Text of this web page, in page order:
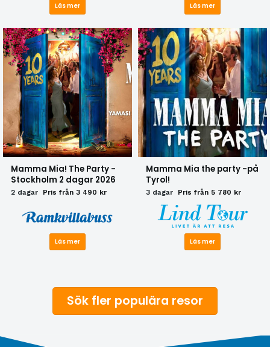
Läs mer Läs mer
Mamma Mia! The Party -
Stockholm 2 dagar 2026
2 dagar Pris från 3 490 kr
Läs mer
Mamma Mia the party -på
Tyrol!
3 dagar Pris från 5 780 kr
Läs mer
Sök fler populära resor